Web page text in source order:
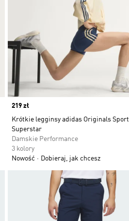
Price
219 zł
Krótkie legginsy adidas Originals Sport
Superstar
Damskie Performance
3 kolory
Nowość
Dobieraj, jak chcesz
Dodaj do listy życzeń